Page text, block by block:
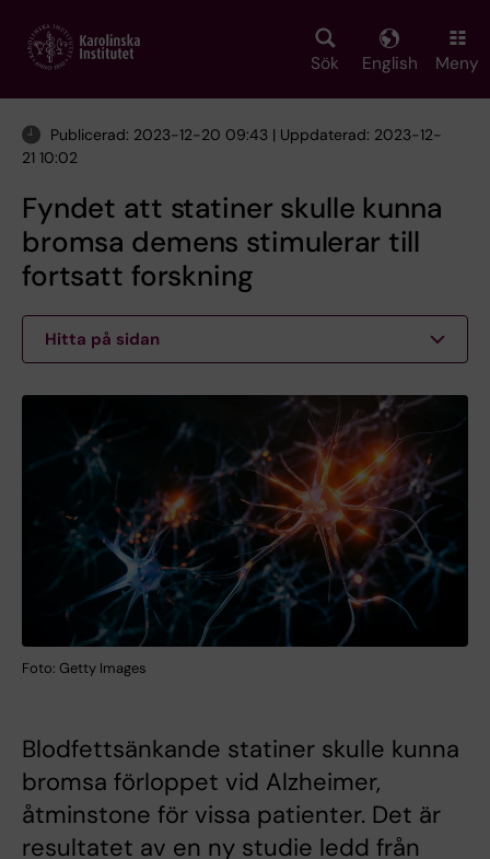
main
Sök English Meny
Publicerad: 2023-12-20 09:43 | Uppdaterad: 2023-12-
21 10:02
Fyndet att statiner skulle kunna
bromsa demens stimulerar till
fortsatt forskning
Hitta på sidan
Foto: Getty Images
Blodfettsänkande statiner skulle kunna
bromsa förloppet vid Alzheimer,
åtminstone för vissa patienter. Det är
resultatet av en ny studie ledd från